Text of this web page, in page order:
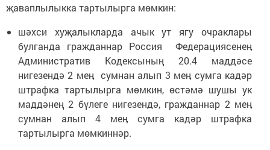
җаваплылыкка тартылырга мөмкин:
шәхси хуҗалыкларда ачык ут ягу очраклары
булганда гражданнар Россия Федерациясенеӊ
Административ Кодексының 20.4 маддәсе
нигезендә 2 меӊ сумнан алып 3 меӊ сумга кадәр
штрафка тартылырга мөмкин, өстәмә шушы ук
маддәнең 2 бүлеге нигезендә, гражданнар 2 меӊ
сумнан алып 4 меӊ сумга кадәр штрафка
тартылырга мөмкиннәр.